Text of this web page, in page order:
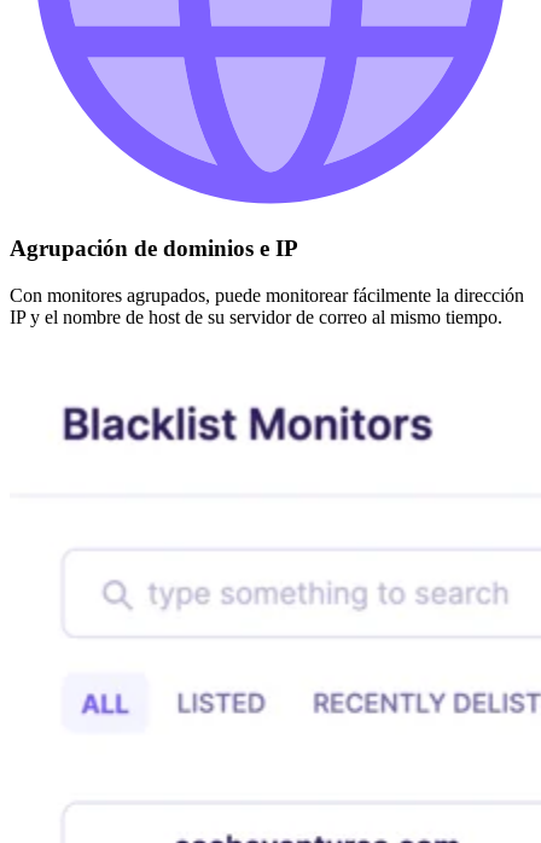
Agrupación de dominios e IP
Con monitores agrupados, puede monitorear fácilmente la dirección
IP y el nombre de host de su servidor de correo al mismo tiempo.